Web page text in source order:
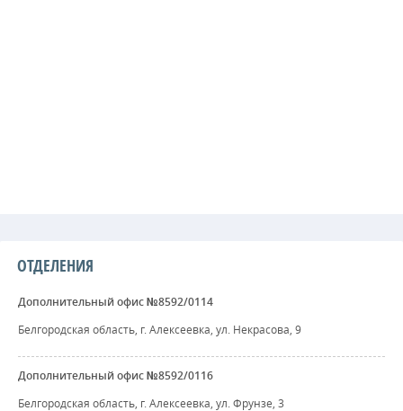
ОТДЕЛЕНИЯ
Дополнительный офис №8592/0114
Белгородская область, г. Алексеевка, ул. Некрасова, 9
Дополнительный офис №8592/0116
Белгородская область, г. Алексеевка, ул. Фрунзе, 3